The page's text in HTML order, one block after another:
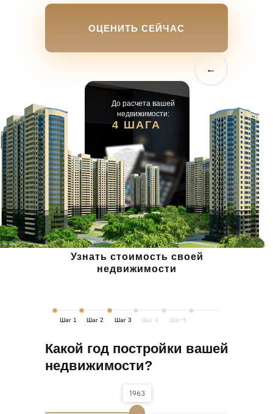
До расчета вашей
недвижимости:
4 ШАГА
ОЦЕНИТЬ СЕЙЧАС
←
Какой год постройки вашей
недвижимости?
Узнать стоимость своей
недвижимости
Шаг 1 Шаг 2 Шаг 3 Шаг 4 Шаг 5
1963
зависит результат. Каждое снижение